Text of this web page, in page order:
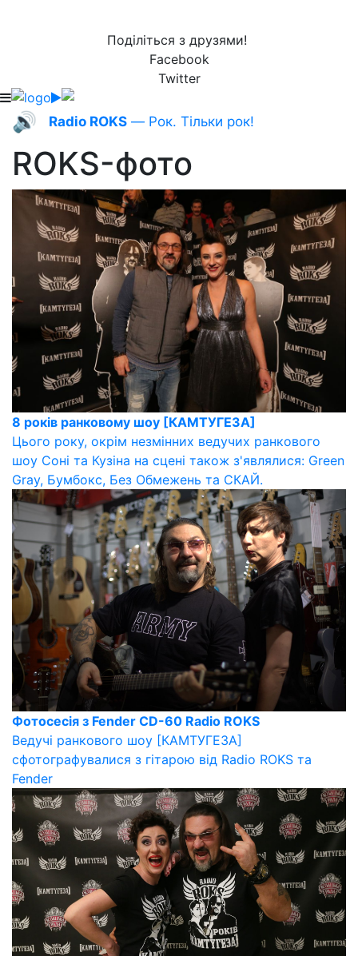
Поділіться з друзями!
Facebook
Twitter
🔊 Radio ROKS — Рок. Тільки рок!
ROKS-фото
8 років ранковому шоу [КАМТУГЕЗА]
Цього року, окрім незмінних ведучих ранкового
шоу Соні та Кузіна на сцені також з'являлися: Green
Gray, Бумбокс, Без Обмежень та СКАЙ.
Фотосесія з Fender CD-60 Radio ROKS
Ведучі ранкового шоу [КАМТУГЕЗА]
сфотографувалися з гітарою від Radio ROKS та
Fender